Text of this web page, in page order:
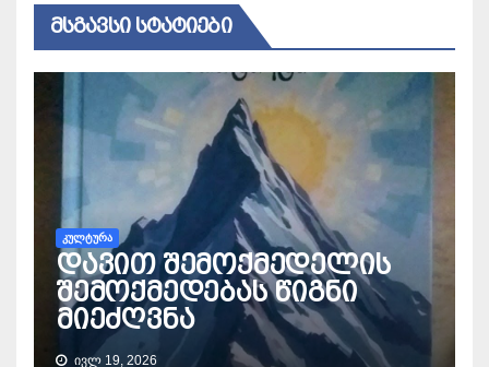
ᲛᲡᲒᲐᲕᲡᲘ ᲡᲢᲐᲢᲘᲔᲑᲘ
ᲙᲣᲚᲢᲣᲠᲐ
დავით შემოქმედელის
შემოქმედებას წიგნი
მიეძღვნა
ᲘᲕᲚ 19, 2026